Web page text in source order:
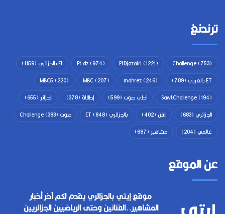
ترندنغ
Challenge(753)
EtDjazairi (1221)
Et dz(974) Et بالجزائري
(1159)
ET بالعربي
(789)
mahrez(246)
MBC(207)
MBC5 (220)
SawtChallenge(194) أحلى صوت (599) إطلالة (378) الجزائر (655)
الجزائري (683) الفن (402) بالجزائري ET (848) صوت Challenge (383)
عالمي (204) مشاهير (687)
عن الموقع
موقع إيتي بالجزائري يقدم لكم آخر أخبار
المشاهير..الفنانين وحتى الرياضيين الجزائريين